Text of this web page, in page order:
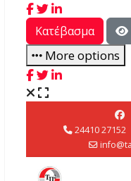
Κατέβασμα
More options